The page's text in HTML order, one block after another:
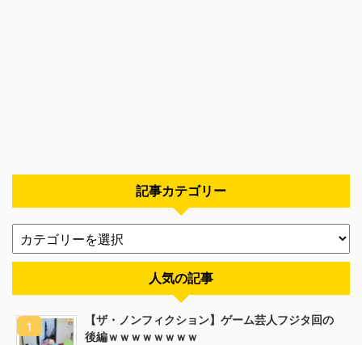
記事カテゴリー
人気の記事
【ザ・ノンフィクション】ゲーム芸人フジタ回の
後編ｗｗｗｗｗｗｗｗ